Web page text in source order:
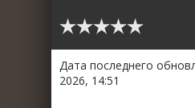
Дата последнего
2026, 14:51